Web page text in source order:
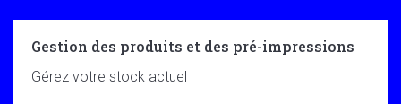
Gestion des produits et des pré-impressions
Gérez votre stock actuel